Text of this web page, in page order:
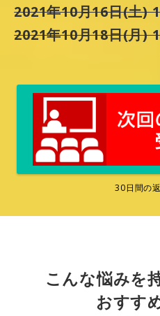
2021年10月16日(土)
2021年10月18日(月)
30日間の
こんな悩みを
おすす